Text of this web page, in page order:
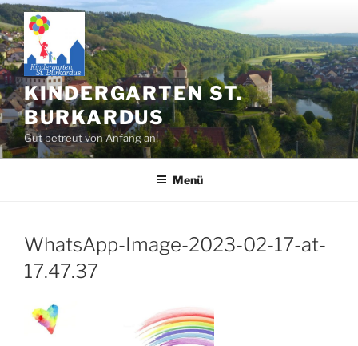
Zum
Inhalt
springen
KINDERGARTEN ST.
BURKARDUS
Gut betreut von Anfang an!
Menü
WhatsApp-Image-2023-02-17-at-
17.47.37